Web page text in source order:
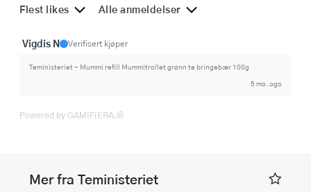
Flest likes Alle anmeldelser
Vigdis N Verifisert kjøper
Teministeriet - Mummi refill Mummitrollet grønn te bringebær 100g
5 mo. ago
Powered by GAMIFIERA.®
Mer fra Teministeriet